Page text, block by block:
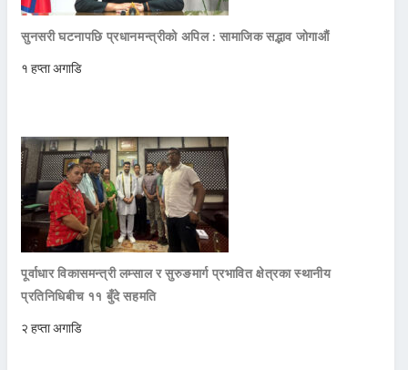
सुनसरी घटनापछि प्रधानमन्त्रीको अपिल : सामाजिक सद्भाव जोगाऔं
१ हप्ता अगाडि
पूर्वाधार विकासमन्त्री लम्साल र सुरुङमार्ग प्रभावित क्षेत्रका स्थानीय
प्रतिनिधिबीच ११ बुँदे सहमति
२ हप्ता अगाडि